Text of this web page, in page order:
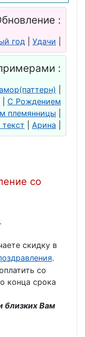
:
год Удачи
:
С Рождением
племянницы
Арина
со
скидку в
.
со
конца срока
близких Вам